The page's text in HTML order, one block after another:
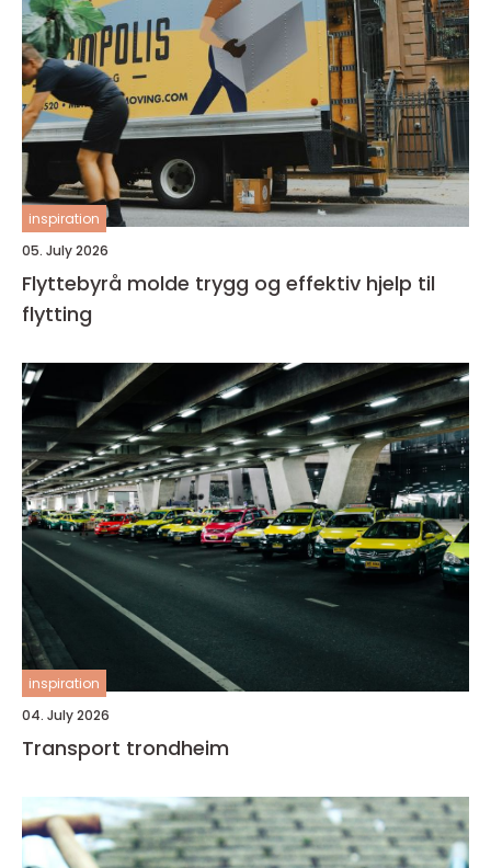
inspiration
05. July 2026
Flyttebyrå molde trygg og effektiv hjelp til
flytting
inspiration
04. July 2026
Transport trondheim